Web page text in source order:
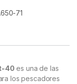
71
40 es una de las
los pescadores